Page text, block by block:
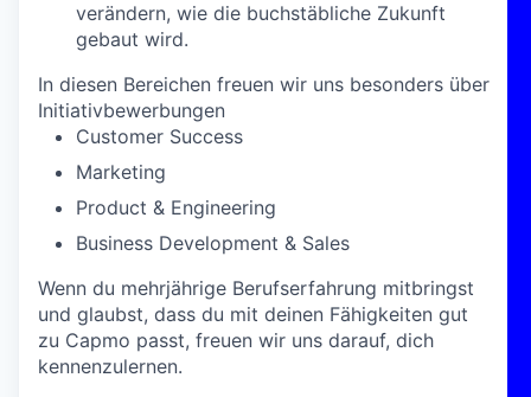
verändern, wie die buchstäbliche Zukunft
gebaut wird.
In diesen Bereichen freuen wir uns besonders über
Initiativbewerbungen
Customer Success
Marketing
Product & Engineering
Business Development & Sales
Wenn du mehrjährige Berufserfahrung mitbringst
und glaubst, dass du mit deinen Fähigkeiten gut
zu Capmo passt, freuen wir uns darauf, dich
kennenzulernen.